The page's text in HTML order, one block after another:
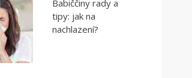
Babiččiny rady a
tipy: jak na
nachlazení?